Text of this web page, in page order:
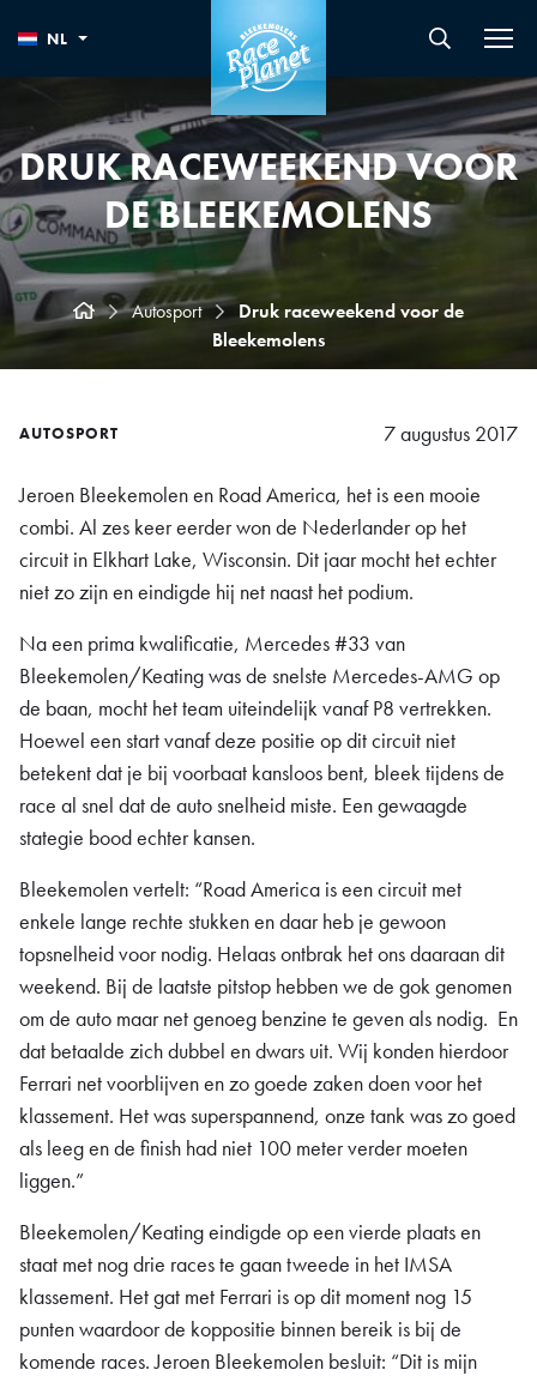
NL
DRUK RACEWEEKEND VOOR
DE BLEEKEMOLENS
Autosport
Druk raceweekend voor de
Bleekemolens
AUTOSPORT 7 augustus 2017
Jeroen Bleekemolen en Road America, het is een mooie
combi. Al zes keer eerder won de Nederlander op het
circuit in Elkhart Lake, Wisconsin. Dit jaar mocht het echter
niet zo zijn en eindigde hij net naast het podium.
Na een prima kwalificatie, Mercedes #33 van
Bleekemolen/Keating was de snelste Mercedes-AMG op
de baan, mocht het team uiteindelijk vanaf P8 vertrekken.
Hoewel een start vanaf deze positie op dit circuit niet
betekent dat je bij voorbaat kansloos bent, bleek tijdens de
race al snel dat de auto snelheid miste. Een gewaagde
stategie bood echter kansen.
Bleekemolen vertelt: “Road America is een circuit met
enkele lange rechte stukken en daar heb je gewoon
topsnelheid voor nodig. Helaas ontbrak het ons daaraan dit
weekend. Bij de laatste pitstop hebben we de gok genomen
om de auto maar net genoeg benzine te geven als nodig. En
dat betaalde zich dubbel en dwars uit. Wij konden hierdoor
Ferrari net voorblijven en zo goede zaken doen voor het
klassement. Het was superspannend, onze tank was zo goed
als leeg en de finish had niet 100 meter verder moeten
liggen.”
Bleekemolen/Keating eindigde op een vierde plaats en
staat met nog drie races te gaan tweede in het IMSA
klassement. Het gat met Ferrari is op dit moment nog 15
punten waardoor de koppositie binnen bereik is bij de
komende races. Jeroen Bleekemolen besluit: “Dit is mijn